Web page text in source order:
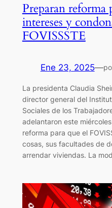
Preparan reforma
intereses y
FOVISSSTE
Ene 23, 2025—
La presidenta Claudia
director general del
Sociales de los
adelantaron este
reforma para que el
cosas, sus facultades de
arrendar viviendas. La